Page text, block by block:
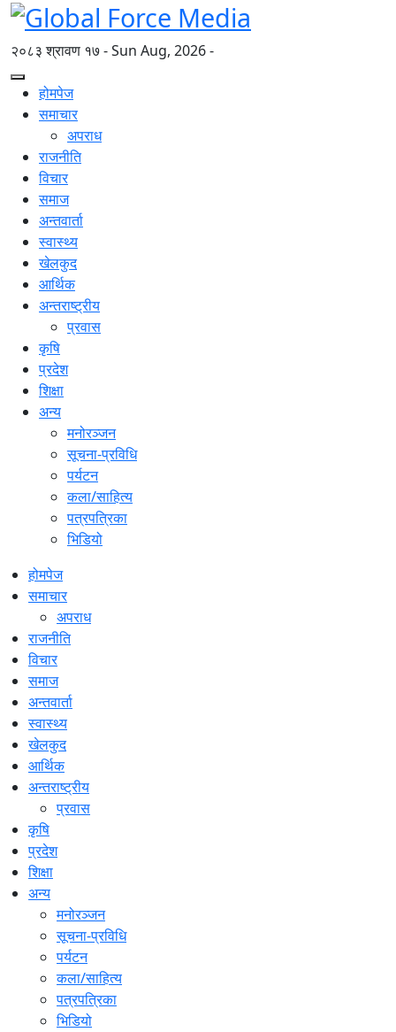
२०८३ श्रावण १७ - Sun Aug, 2026 -
होमपेज
समाचार
अपराध
राजनीति
विचार
समाज
अन्तवार्ता
स्वास्थ्य
खेलकुद
आर्थिक
अन्तराष्ट्रीय
प्रवास
कृषि
प्रदेश
शिक्षा
अन्य
मनोरञ्जन
सूचना-प्रविधि
पर्यटन
कला/साहित्य
पत्रपत्रिका
भिडियो
होमपेज
समाचार
अपराध
राजनीति
विचार
समाज
अन्तवार्ता
स्वास्थ्य
खेलकुद
आर्थिक
अन्तराष्ट्रीय
प्रवास
कृषि
प्रदेश
शिक्षा
अन्य
मनोरञ्जन
सूचना-प्रविधि
पर्यटन
कला/साहित्य
पत्रपत्रिका
भिडियो